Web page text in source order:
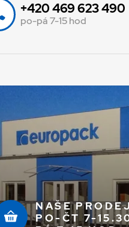
+420 469 623 490
po-pá 7-15 hod
NAŠE
PO-ČT 7-